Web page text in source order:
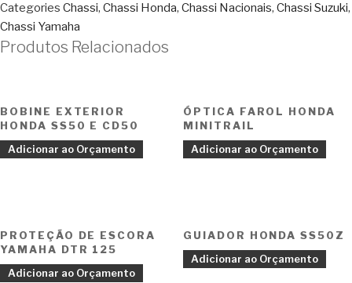
Categories Chassi, Chassi Honda, Chassi Nacionais, Chassi Suzuki,
Chassi Yamaha
Produtos Relacionados
BOBINE EXTERIOR
HONDA SS50 E CD50
Adicionar ao Orçamento
ÓPTICA FAROL HONDA
MINITRAIL
Adicionar ao Orçamento
PROTEÇÃO DE ESCORA
YAMAHA DTR 125
Adicionar ao Orçamento
GUIADOR HONDA SS50Z
Adicionar ao Orçamento